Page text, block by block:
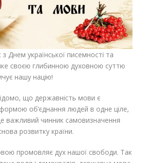
Днем української писемності та
своєю глибинною духовною суттю
нашу націю!
що державність мови є
об’єднання людей в одне ціле,
важливий чинник самовизначення
розвитку країни.
промовляє дух нашої свободи. Так